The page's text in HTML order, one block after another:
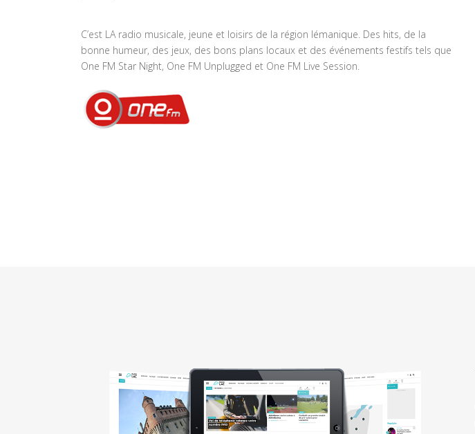
C’est LA radio musicale, jeune et loisirs de la région lémanique. Des hits, de la
bonne humeur, des jeux, des bons plans locaux et des événements festifs tels que
One FM Star Night, One FM Unplugged et One FM Live Session.